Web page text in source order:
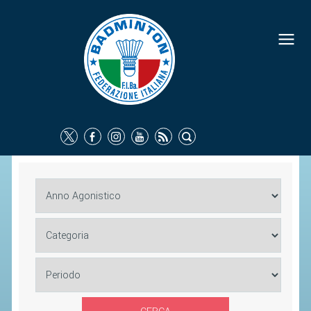
FEDERAZIONE
IDENTITÀ
COMMISSIONI FEDERALI
ORGANI TERRITORIALI
SOCIETÀ SPORTIVE
TUTELA DELLA SALUTE -
COMUNICAZIONE E MARKETING